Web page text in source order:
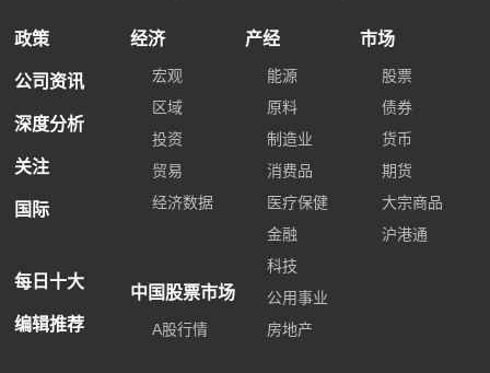
政策
公司资讯
深度分析
关注
国际
每日十大
编辑推荐
经济
宏观
区域
投资
贸易
经济数据
中国股票市场
A股行情
产经
能源
原料
制造业
消费品
医疗保健
金融
科技
公用事业
房地产
市场
股票
债券
货币
期货
大宗商品
沪港通